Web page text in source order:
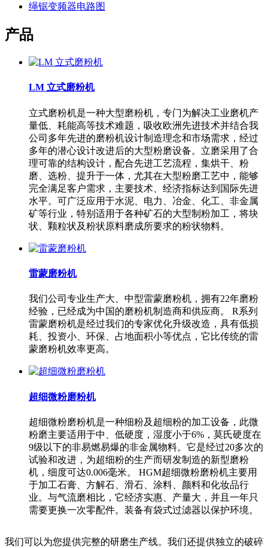
绳锯变频器电路图
产品
LM 立式磨粉机
立式磨粉机是一种大型磨粉机，专门为解决工业磨机产
量低、耗能高等技术难题，吸收欧洲先进技术并结合我
公司多年先进的磨粉机设计制造理念和市场需求，经过
多年的潜心设计改进后的大型粉磨设备。立磨采用了合
理可靠的结构设计，配合先进工艺流程，集烘干、粉
磨、选粉、提升于一体，尤其在大型粉磨工艺中，能够
完全满足客户需求，主要技术、经济指标达到国际先进
水平。可广泛应用于水泥、电力、冶金、化工、非金属
矿等行业，特别适用于各种矿石的大型制粉加工，将块
状、颗粒状及粉状原料磨成所要求的粉状物料。
雷蒙磨粉机
我们公司专业生产大、中型雷蒙磨粉机，拥有22年磨粉
经验，已经成为中国的磨粉机制造商和供应商。 R系列
雷蒙磨粉机是经过我们的专家优化升级改造，具有低损
耗、投资小、环保、占地面积小等优点，它比传统的雷
蒙磨粉机效率更高。
超细微粉磨粉机
超细微粉磨粉机是一种细粉及超细粉的加工设备，此微
粉磨主要适用于中、低硬度，湿度小于6%，莫氏硬度在
9级以下的非易燃易爆的非金属物料。它是经过20多次的
试验和改进，为超细粉的生产而研发制造的新型磨粉
机，细度可达0.006毫米。 HGM超细微粉磨粉机主要用
于加工石膏、方解石、滑石、涂料、颜料和化妆品行
业。与气流磨相比，它经济实惠、产量大，并且一年只
需要更换一次零配件。装备有袋式过滤器以保护环境。
我们可以为您提供完整的研磨生产线。我们还提供独立的破碎